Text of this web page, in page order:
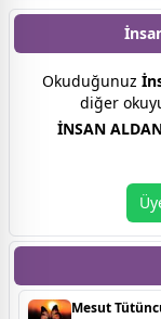
Okuduğunuz
diğer
İNSAN
Mesut